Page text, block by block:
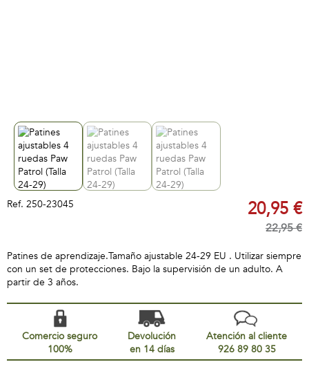
Ref. 250-23045 20,95 €
22,95 €
Patines de aprendizaje.Tamaño ajustable 24-29 EU . Utilizar siempre
con un set de protecciones. Bajo la supervisión de un adulto. A
partir de 3 años.
Comercio seguro
100%
Devolución
en 14 días
Atención al cliente
926 89 80 35